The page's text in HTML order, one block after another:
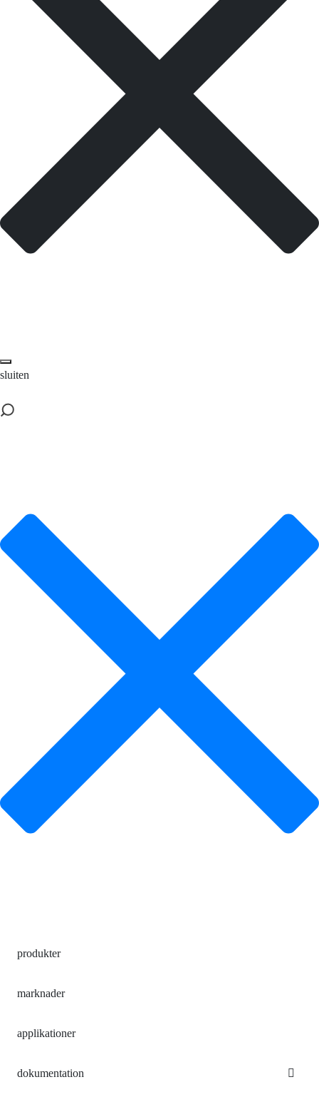
sluiten
produkter
marknader
applikationer
dokumentation